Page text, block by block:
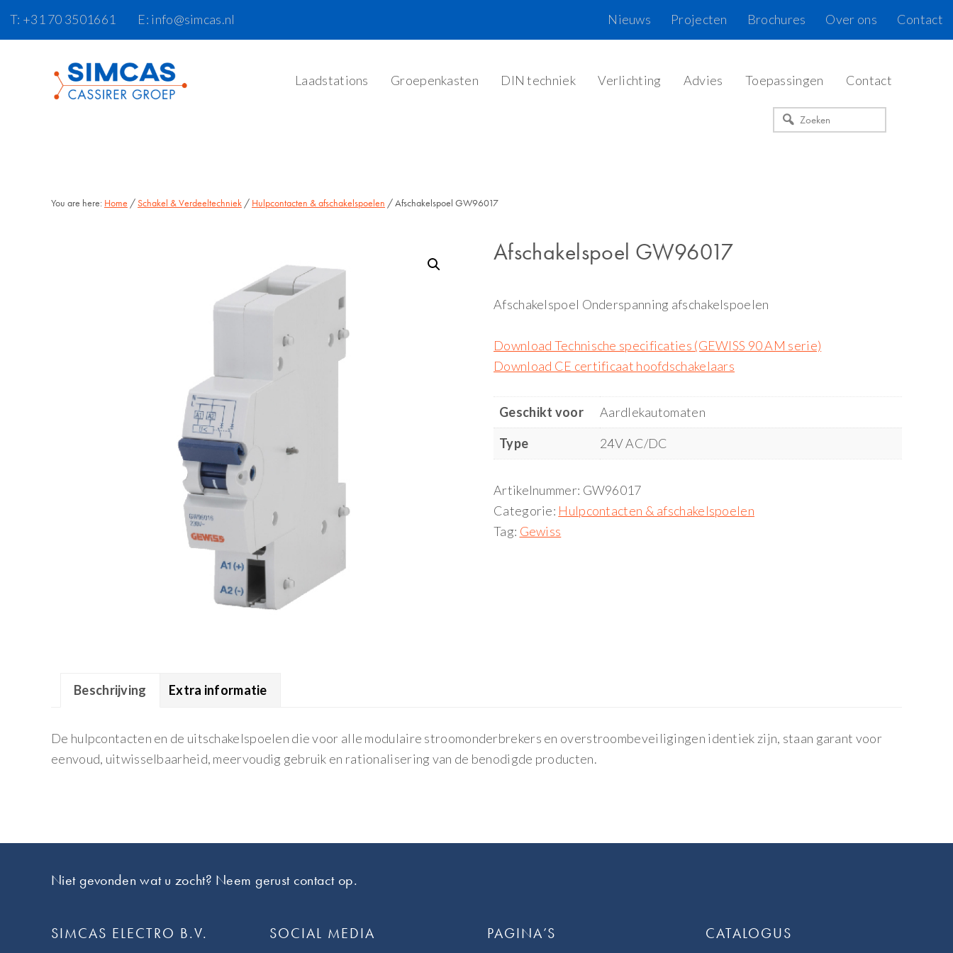
T: +31 70 3501661 E: info@simcas.nl Contact
Over ons
Brochures
Projecten
Nieuws
Laadstations Groepenkasten DIN techniek Verlichting Advies Toepassingen Contact
Zoeken
You are here: Home /Schakel & Verdeeltechniek / Hulpcontacten & afschakelspoelen / Afschakelspoel GW96017
Afschakelspoel GW96017
Afschakelspoel Onderspanning afschakelspoelen
Download Technische specificaties (GEWISS 90 AM serie)
Download CE certificaat hoofdschakelaars
Geschikt voor
Aardlekautomaten
Type
24V AC/DC
Artikelnummer: GW96017
Categorie: Hulpcontacten & afschakelspoelen
Tag: Gewiss
Beschrijving Extra informatie
De hulpcontacten en de uitschakelspoelen die voor alle modulaire stroomonderbrekers en overstroombeveiligingen identiek zijn, staan garant voor
eenvoud, uitwisselbaarheid, meervoudig gebruik en rationalisering van de benodigde producten.
Niet gevonden wat u zocht? Neem gerust contact op.
SIMCAS ELECTRO B.V. SOCIAL MEDIA PAGINA’S CATALOGUS